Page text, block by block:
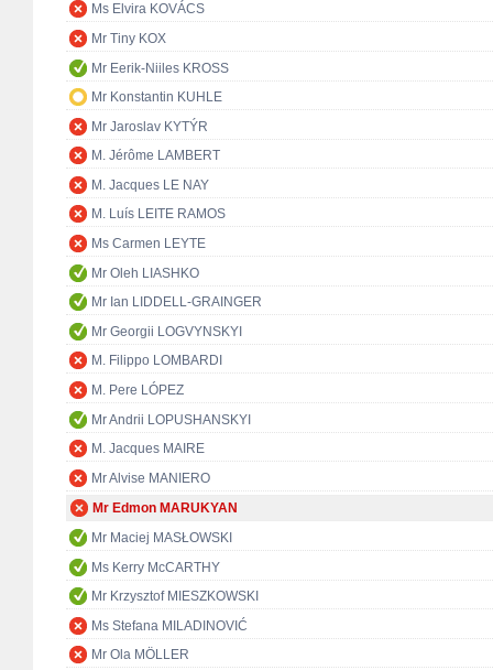
Ms Elvira KOVÁCS
Mr Tiny KOX
Mr Eerik-Niiles KROSS
Mr Konstantin KUHLE
Mr Jaroslav KYTÝR
M. Jérôme LAMBERT
M. Jacques LE NAY
M. Luís LEITE RAMOS
Ms Carmen LEYTE
Mr Oleh LIASHKO
Mr Ian LIDDELL-GRAINGER
Mr Georgii LOGVYNSKYI
M. Filippo LOMBARDI
M. Pere LÓPEZ
Mr Andrii LOPUSHANSKYI
M. Jacques MAIRE
Mr Alvise MANIERO
Mr Edmon MARUKYAN
Mr Maciej MASŁOWSKI
Ms Kerry McCARTHY
Mr Krzysztof MIESZKOWSKI
Ms Stefana MILADINOVIĆ
Mr Ola MÖLLER